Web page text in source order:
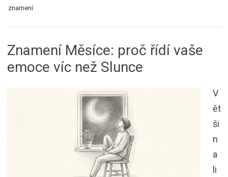
znamení
Znamení Měsíce: proč řídí vaše
emoce víc než Slunce
V
ět
ši
n
a
li